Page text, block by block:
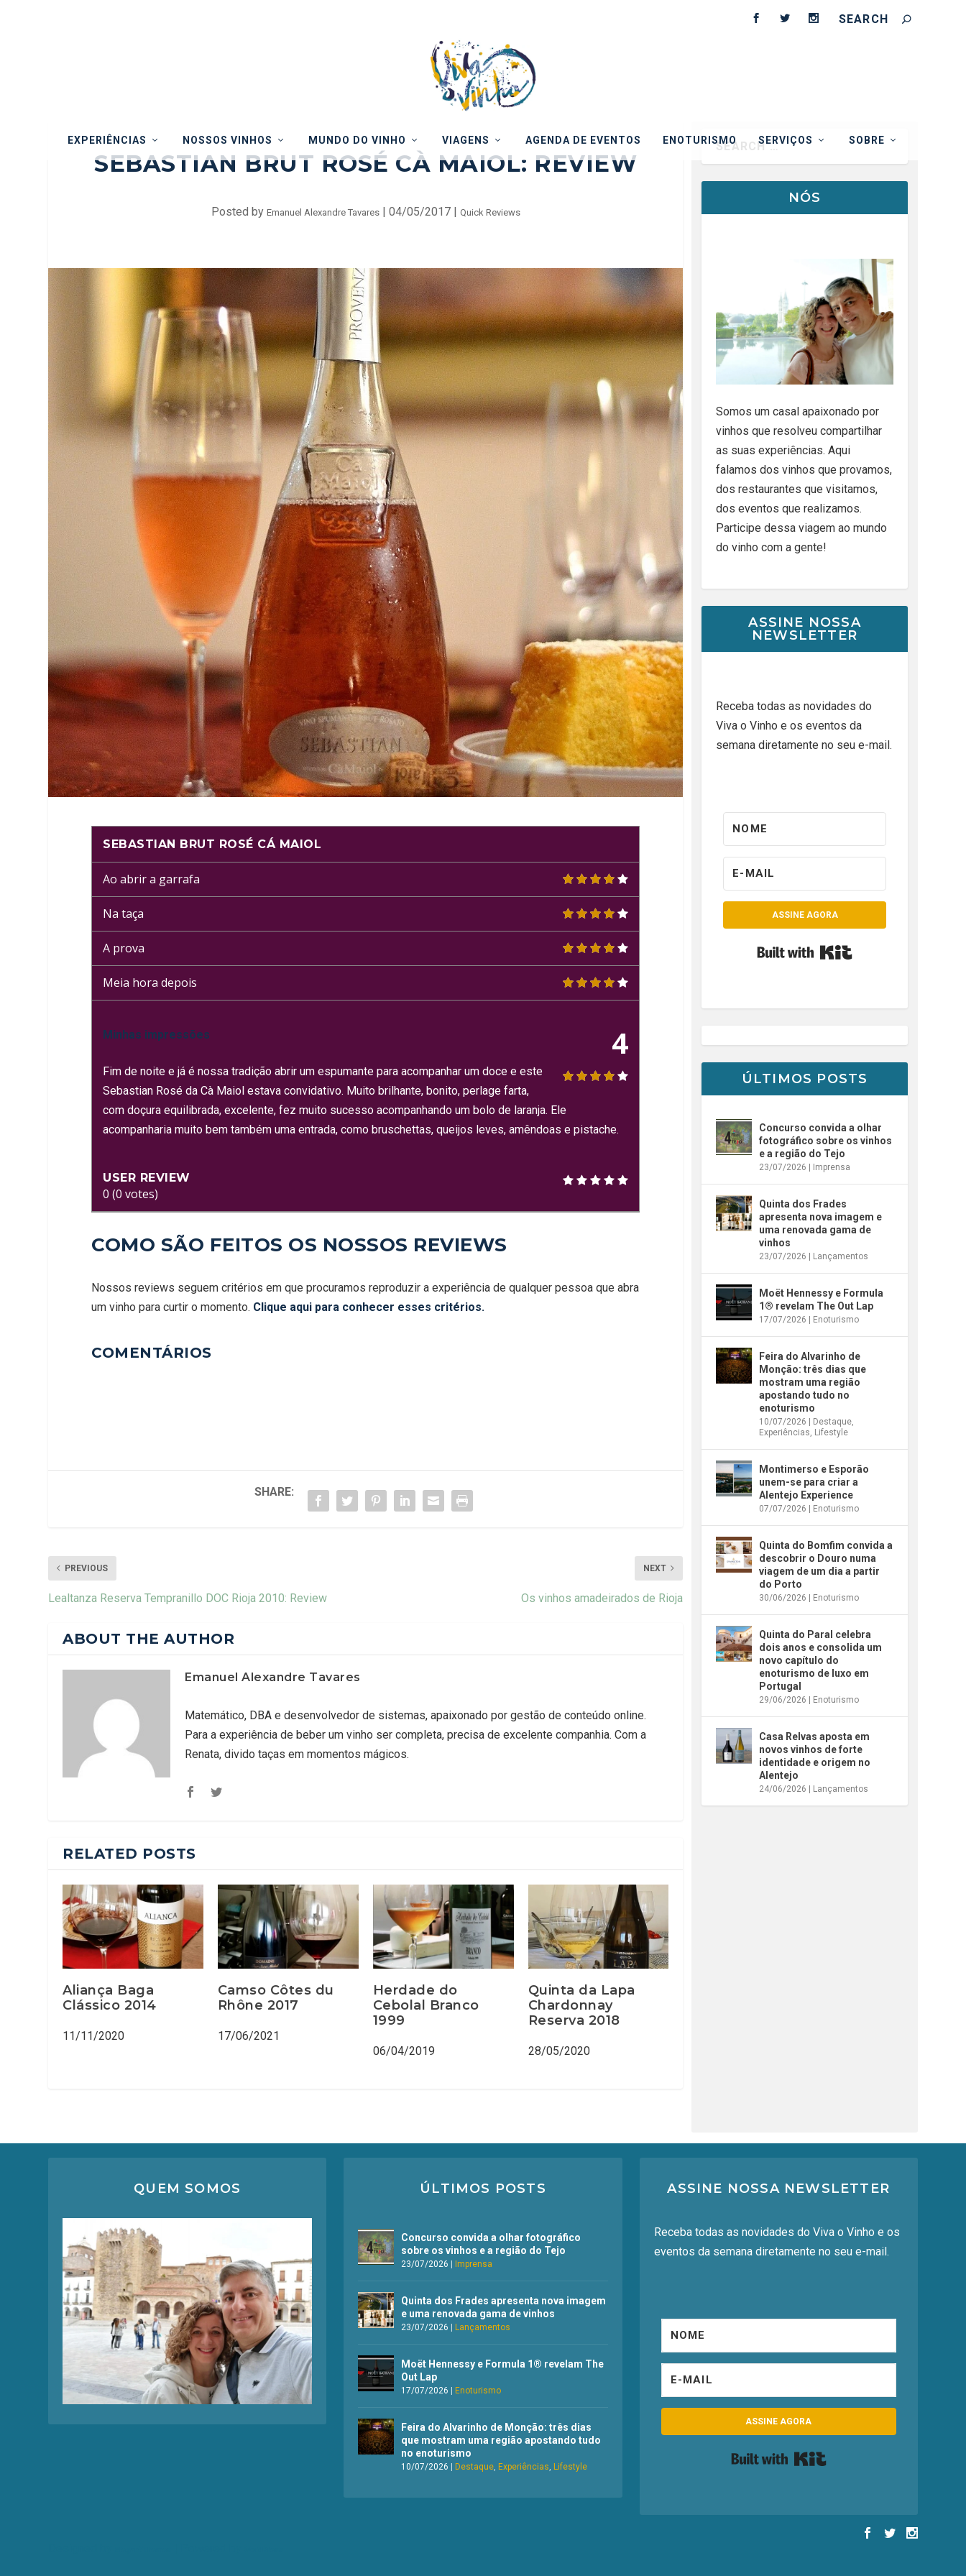
EXPERIÊNCIAS NOSSOS VINHOS MUNDO DO VINHO VIAGENS AGENDA DE EVENTOS ENOTURISMO SERVIÇOS SOBRE
SEBASTIAN BRUT ROSÉ CÀ MAIOL: REVIEW
Posted by Emanuel Alexandre Tavares| 04/05/2017| Quick Reviews
SEBASTIAN BRUT ROSÉ CÁ MAIOL
Ao abrir a garrafa
Na taça
A prova
Meia hora depois
4
Minhas impressões
Fim de noite e já é nossa tradição abrir um espumante para acompanhar um doce e este
Sebastian Rosé da Cà Maiol estava convidativo. Muito brilhante, bonito, perlage farta,
com doçura equilibrada, excelente, fez muito sucesso acompanhando um bolo de laranja. Ele
acompanharia muito bem também uma entrada, como bruschettas, queijos leves, amêndoas e pistache.
USER REVIEW
0 (0 votes)
COMO SÃO FEITOS OS NOSSOS REVIEWS
Nossos reviews seguem critérios em que procuramos reproduzir a experiência de qualquer pessoa que abra
um vinho para curtir o momento. Clique aqui para conhecer esses critérios.
COMENTÁRIOS
SHARE:
PREVIOUS
Lealtanza Reserva Tempranillo DOC Rioja 2010: Review
NEXT
Os vinhos amadeirados de Rioja
ABOUT THE AUTHOR
Emanuel Alexandre Tavares
Matemático, DBA e desenvolvedor de sistemas, apaixonado por gestão de conteúdo online.
Para a experiência de beber um vinho ser completa, precisa de excelente companhia. Com a
Renata, divido taças em momentos mágicos.
RELATED POSTS
Aliança Baga
Clássico 2014
11/11/2020
Camso Côtes du
Rhône 2017⁠
17/06/2021
Herdade do
Cebolal Branco
1999
06/04/2019
Quinta da Lapa
Chardonnay
Reserva 2018
28/05/2020
NÓS
Somos um casal apaixonado por
vinhos que resolveu compartilhar
as suas experiências. Aqui
falamos dos vinhos que provamos,
dos restaurantes que visitamos,
dos eventos que realizamos.
Participe dessa viagem ao mundo
do vinho com a gente!
ASSINE NOSSA
NEWSLETTER
Receba todas as novidades do
Viva o Vinho e os eventos da
semana diretamente no seu e-mail.
ASSINE AGORA
ÚLTIMOS POSTS
Concurso convida a olhar
fotográfico sobre os vinhos
e a região do Tejo
23/07/2026 | Imprensa
Quinta dos Frades
apresenta nova imagem e
uma renovada gama de
vinhos
23/07/2026 | Lançamentos
Moët Hennessy e Formula
1® revelam The Out Lap
17/07/2026 | Enoturismo
Feira do Alvarinho de
Monção: três dias que
mostram uma região
apostando tudo no
enoturismo
10/07/2026 | Destaque,
Experiências, Lifestyle
Montimerso e Esporão
unem-se para criar a
Alentejo Experience
07/07/2026 | Enoturismo
Quinta do Bomfim convida a
descobrir o Douro numa
viagem de um dia a partir
do Porto
30/06/2026 | Enoturismo
Quinta do Paral celebra
dois anos e consolida um
novo capítulo do
enoturismo de luxo em
Portugal
29/06/2026 | Enoturismo
Casa Relvas aposta em
novos vinhos de forte
identidade e origem no
Alentejo
24/06/2026 | Lançamentos
QUEM SOMOS ÚLTIMOS POSTS
Concurso convida a olhar fotográfico
sobre os vinhos e a região do Tejo
23/07/2026 Imprensa
Quinta dos Frades apresenta nova imagem
e uma renovada gama de vinhos
23/07/2026 Lançamentos
Moët Hennessy e Formula 1® revelam The
Out Lap
17/07/2026 Enoturismo
Feira do Alvarinho de Monção: três dias
que mostram uma região apostando tudo
no enoturismo
10/07/2026 Destaque, Experiências, Lifestyle
ASSINE NOSSA NEWSLETTER
Receba todas as novidades do Viva o Vinho e os
eventos da semana diretamente no seu e-mail.
ASSINE AGORA